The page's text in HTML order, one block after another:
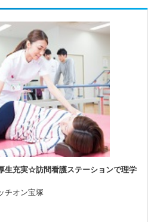
生充実☆訪問看護ステーションで理学
チオン宝塚